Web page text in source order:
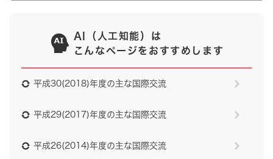
AI（人工知能）は
こんなページをおすすめします
平成30(2018)年度の主な国際交流
平成29(2017)年度の主な国際交流
平成26(2014)年度の主な国際交流